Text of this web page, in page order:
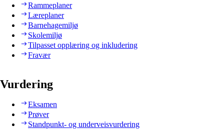
Rammeplaner
Læreplaner
Barnehagemiljø
Skolemiljø
Tilpasset opplæring og inkludering
Fravær
Vurdering
Eksamen
Prøver
Standpunkt- og underveisvurdering